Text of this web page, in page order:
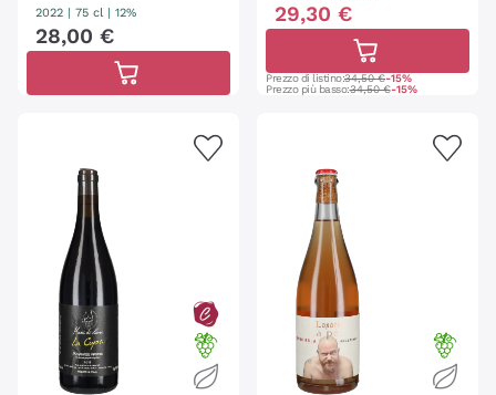
2022 75 cl | 12%
28,00 €
29,30 €
Prezzo di listino:34,50 €-15%
Prezzo più basso:34,50 €-15%